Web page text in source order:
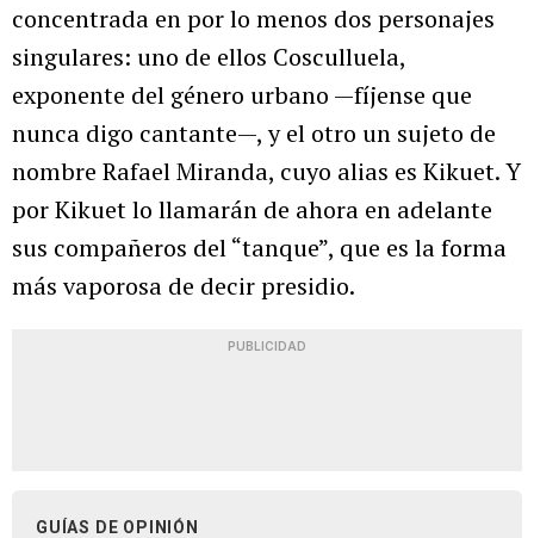
concentrada en por lo menos dos personajes
singulares: uno de ellos Cosculluela,
exponente del género urbano —fíjense que
nunca digo cantante—, y el otro un sujeto de
nombre Rafael Miranda, cuyo alias es Kikuet. Y
por Kikuet lo llamarán de ahora en adelante
sus compañeros del “tanque”, que es la forma
más vaporosa de decir presidio.
PUBLICIDAD
GUÍAS DE OPINIÓN